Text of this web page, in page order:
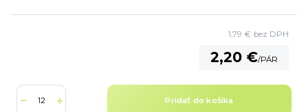
2,20 €/PÁR
1,79 € bez DPH
Pridať do košíka